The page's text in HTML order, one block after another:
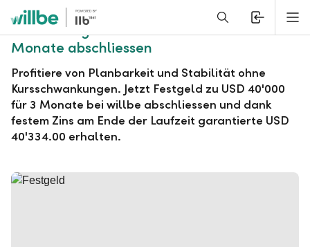
Alerts.Headline
willbe Festgeld zu USD 40'000 für 3
Monate abschliessen
Profitiere von Planbarkeit und Stabilität ohne
Kursschwankungen. Jetzt Festgeld zu USD 40'000
für 3 Monate bei willbe abschliessen und dank
festem Zins am Ende der Laufzeit garantierte USD
40'334.00 erhalten.